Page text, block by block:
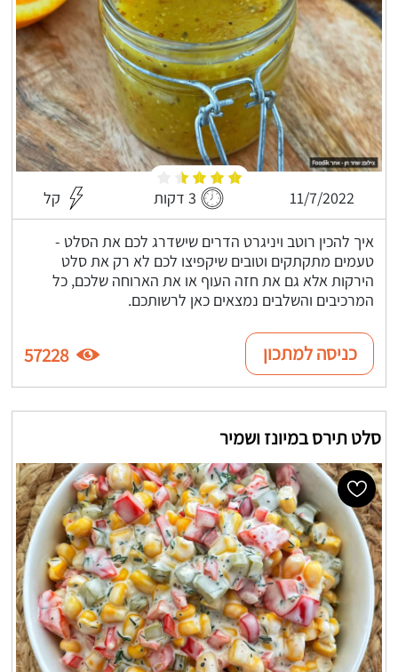
11/7/2022 3 דקות קל
איך להכין רוטב ויניגרט הדרים שישדרג לכם את הסלט -
טעמים מתקתקים וטובים שיקפיצו לכם לא רק את סלט
הירקות אלא גם את חזה העוף או את הארוחה שלכם, כל
המרכיבים והשלבים נמצאים כאן לרשותכם.
כניסה למתכון 57228
סלט תירס במיונז ושמיר